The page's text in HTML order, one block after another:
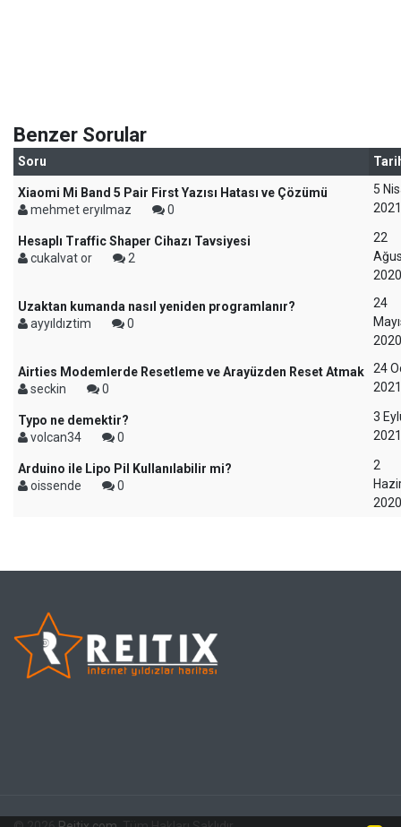
Benzer Sorular
Soru
Xiaomi Mi Band 5 Pair First Yazısı Hatası ve Çözümü
mehmet eryılmaz
0
5
2021
Hesaplı Traffic Shaper Cihazı Tavsiyesi
cukalvat or
2
22
2020
Uzaktan kumanda nasıl yeniden programlanır?
ayyıldıztim
0
24
2020
Airties Modemlerde Resetleme ve Arayüzden Reset Atmak
seckin
0
24
2021
Typo ne demektir?
volcan34
0
3
2021
Arduino ile Lipo Pil Kullanılabilir mi?
oissende
0
2
2020